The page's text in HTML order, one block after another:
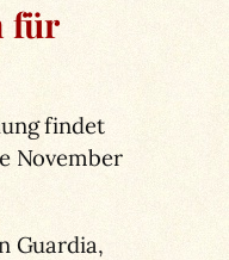
für
findet
November
Guardia,